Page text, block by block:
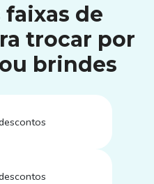
faixas de
trocar por
brindes